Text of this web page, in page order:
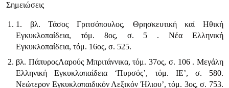
Σημειώσεις
1. βλ. Τάσος Γριτσόπουλος, Θρησκευτική καί Ηθική
Εγκυκλοπαίδεια, τόμ. 8ος, σ. 5 . Νέα Ελληνική
Εγκυκλοπαίδεια, τόμ. 16ος, σ. 525.
βλ. ΠάπυροςΛαρούς Μπριτάννικα, τόμ. 37ος, σ. 106 . Μεγάλη
Ελληνική Εγκυκλοπαίδεια ‘Πυρσός’, τόμ. ΙΕ’, σ. 580.
Νεώτερον Εγκυκλοπαιδικόν Λεξικόν Ήλιου’, τόμ. 3ος, σ. 753.